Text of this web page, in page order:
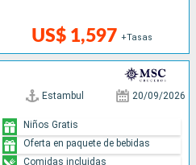
US$ 1,597 +Tasas
Estambul 20/09/2026
Niños Gratis
Oferta en paquete de bebidas
Comidas incluidas